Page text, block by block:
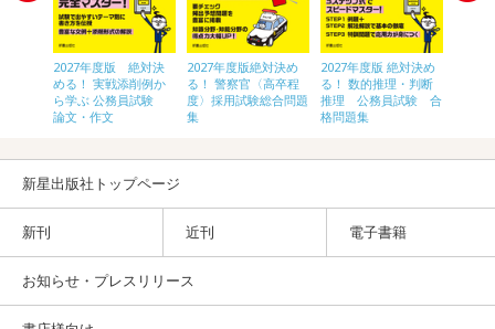
2027年度版 絶対決
める！ 実戦添削例か
ら学ぶ 公務員試験
論文・作文
2027年度版絶対決め
る！ 警察官〈高卒程
度〉採用試験総合問題
集
2027年度版 絶対決め
る！ 数的推理・判断
推理 公務員試験 合
格問題集
新星出版社トップページ
新刊 近刊 電子書籍
お知らせ・プレスリリース